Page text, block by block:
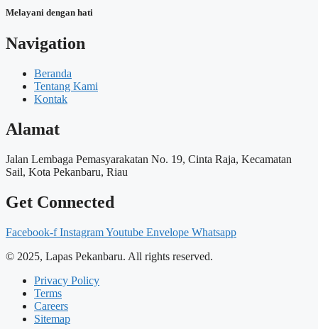
Melayani dengan hati
Navigation
Beranda
Tentang Kami
Kontak
Alamat
Jalan Lembaga Pemasyarakatan No. 19, Cinta Raja, Kecamatan
Sail, Kota Pekanbaru, Riau
Get Connected
Facebook-f InstagramYoutube Envelope Whatsapp
© 2025, Lapas Pekanbaru. All rights reserved.
Privacy Policy
Terms
Careers
Sitemap